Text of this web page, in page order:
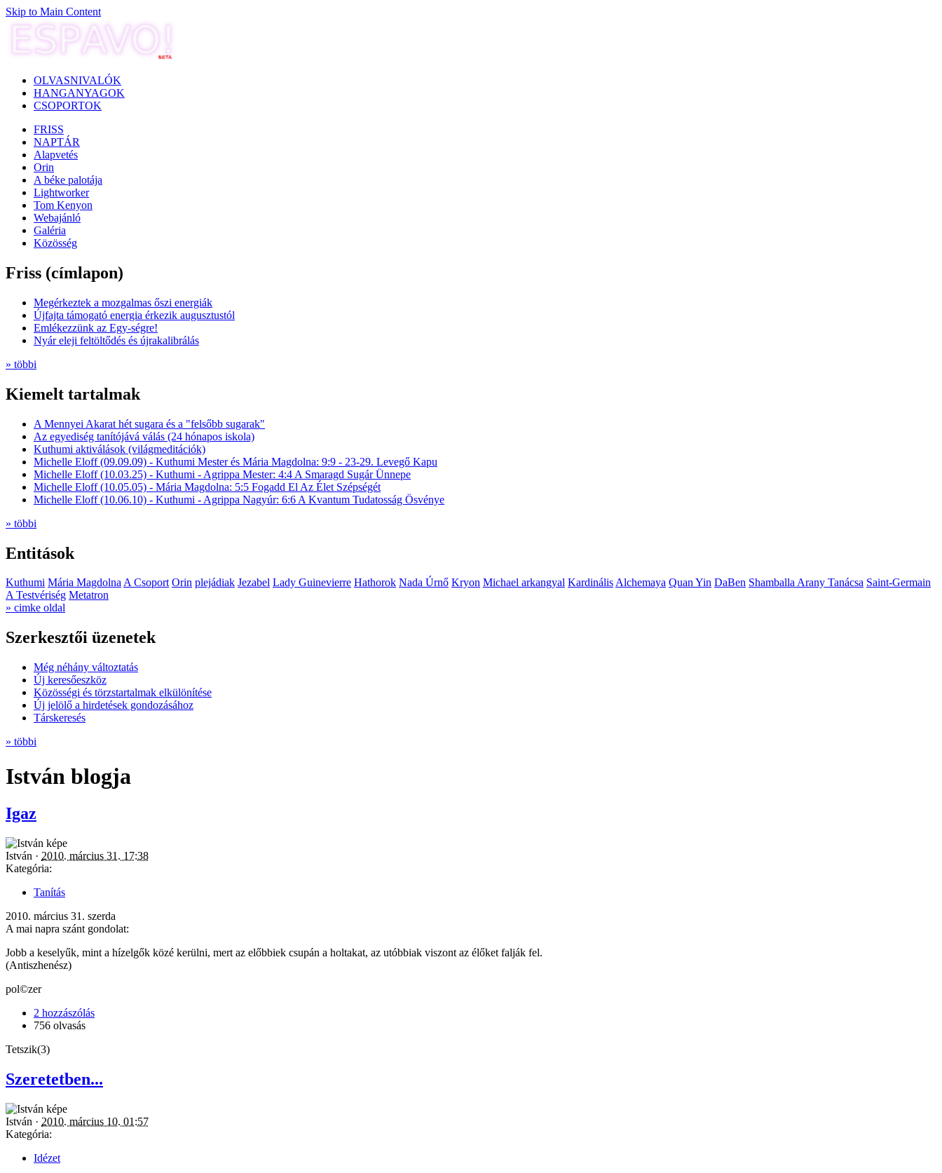
Skip to Main Content
OLVASNIVALÓK
HANGANYAGOK
CSOPORTOK
FRISS
NAPTÁR
Alapvetés
Orin
A béke palotája
Lightworker
Tom Kenyon
Webajánló
Galéria
Közösség
Friss (címlapon)
Megérkeztek a mozgalmas őszi energiák
Újfajta támogató energia érkezik augusztustól
Emlékezzünk az Egy-ségre!
Nyár eleji feltöltődés és újrakalibrálás
» többi
Kiemelt tartalmak
A Mennyei Akarat hét sugara és a "felsőbb sugarak"
Az egyediség tanítójává válás (24 hónapos iskola)
Kuthumi aktiválások (világmeditációk)
Michelle Eloff (09.09.09) - Kuthumi Mester és Mária Magdolna: 9:9 - 23-29. Levegő Kapu
Michelle Eloff (10.03.25) - Kuthumi - Agrippa Mester: 4:4 A Smaragd Sugár Ünnepe
Michelle Eloff (10.05.05) - Mária Magdolna: 5:5 Fogadd El Az Élet Szépségét
Michelle Eloff (10.06.10) - Kuthumi - Agrippa Nagyúr: 6:6 A Kvantum Tudatosság Ösvénye
» többi
Entitások
Kuthumi Mária MagdolnaA Csoport Orin plejádiak Jezabel Lady Guinevierre Hathorok Nada Úrnő Kryon Michael arkangyal KardinálisAlchemaya Quan Yin DaBen Shamballa Arany Tanácsa Saint-Germain
A Testvériség Metatron
» cimke oldal
Szerkesztői üzenetek
Még néhány változtatás
Új keresőeszköz
Közösségi és törzstartalmak elkülönítése
Új jelölő a hirdetések gondozásához
Társkeresés
» többi
István blogja
Igaz
István · 2010. március 31. 17:38
Kategória:
Tanítás
2010. március 31. szerda
A mai napra szánt gondolat:
Jobb a keselyűk, mint a hízelgők közé kerülni, mert az előbbiek csupán a holtakat, az utóbbiak viszont az élőket falják fel.
(Antiszhenész)
pol©zer
2 hozzászólás
756 olvasás
Tetszik(3)
Szeretetben...
István · 2010. március 10. 01:57
Kategória:
Idézet